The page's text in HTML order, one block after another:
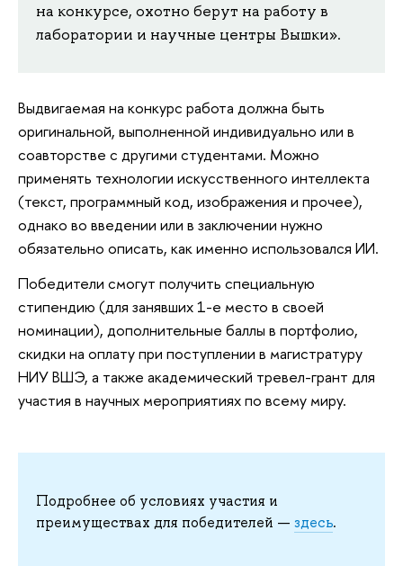
на конкурсе, охотно берут на работу в
лаборатории и научные центры Вышки».
Выдвигаемая на конкурс работа должна быть
оригинальной, выполненной индивидуально или в
соавторстве с другими студентами. Можно
применять технологии искусственного интеллекта
(текст, программный код, изображения и прочее),
однако во введении или в заключении нужно
обязательно описать, как именно использовался ИИ.
Победители смогут получить специальную
стипендию (для занявших 1-е место в своей
номинации), дополнительные баллы в портфолио,
скидки на оплату при поступлении в магистратуру
НИУ ВШЭ, а также академический тревел-грант для
участия в научных мероприятиях по всему миру.
Подробнее об условиях участия и
преимуществах для победителей — здесь.